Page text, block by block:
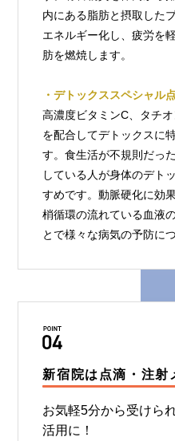
内にある脂肪と摂取した
エネルギー化し、疲労を
肪を燃焼します。
・デトックススペシャル
高濃度ビタミンC、タチ
を配合してデトックスに
す。食生活が不規則だっ
している人が身体のデト
すめです。動脈硬化に効
梢循環の流れている血液
とで様々な病気の予防に
新宿院は点滴・注射
お気軽5分から受けら
活用に！